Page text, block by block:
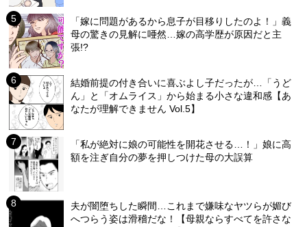
「嫁に問題があるから息子が目移りしたのよ！」義
母の驚きの見解に唖然…嫁の高学歴が原因だと主
張!?
結婚前提の付き合いに喜ぶよし子だったが…「うど
ん」と「オムライス」から始まる小さな違和感【あ
なたが理解できません Vol.5】
「私が絶対に娘の可能性を開花させる…！」娘に高
額を注ぎ自分の夢を押しつけた母の大誤算
夫が闇堕ちした瞬間…これまで嫌味なヤツらが媚び
へつらう姿は滑稽だな！【母親ならすべてを許さな